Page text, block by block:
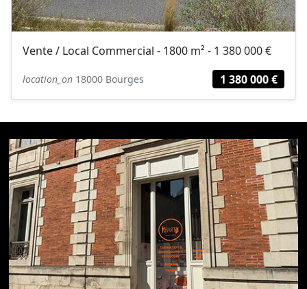
Vente / Local Commercial - 1800 m² - 1 380 000 €
location_on 18000 Bourges 1 380 000 €